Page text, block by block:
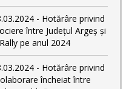
- Hotărâre privind
între Județul Argeș și
pe anul 2024
- Hotărâre privind
încheiat între